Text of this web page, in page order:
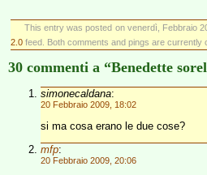
This entry was posted on venerdì, Febbraio
2.0 feed. Both comments and pings are currently
30 commenti a “Benedette
simonecaldana:
20 Febbraio 2009, 18:02
si ma cosa erano le due cose?
mfp:
20 Febbraio 2009, 20:06